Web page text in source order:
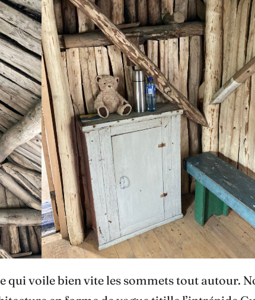
qui voile bien vite les sommets tout autour.